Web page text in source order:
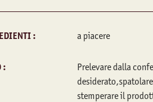
: a piacere
:
Prelevare dalla
stemperare il